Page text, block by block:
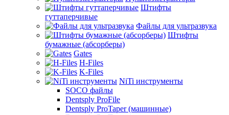
Штифты
гуттаперчивые
Файлы для ультразвука
Штифты
бумажные (абсорберы)
Gates
H-Files
K-Files
NiTi инструменты
SOCO файлы
Dentsply ProFile
Dentsply ProTaper (машинные)